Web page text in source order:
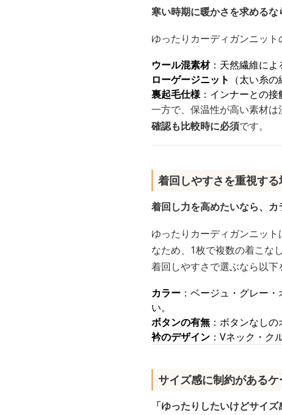
寒い時期に暖かさを求めるな
ゆったりカーディガンニット
ウール混素材：天然繊維によ
ローゲージニット （太い糸
裏起毛仕様：インナーとの接
一方で、保温性が高い素材は
確認も比較時に必須です。
着回しやすさを重視す
着回し力を高めたいなら、カ
ゆったりカーディガンニッ
なため、1枚で複数の着こな
着回しやすさで選ぶなら以下
カラー ：ベージュ・グレー
い。
ボタンの有無 ：ボタンなし
衿のデザイン ：Vネック・ク
サイズ感に制約がある
「ゆったりしたいけどサイ